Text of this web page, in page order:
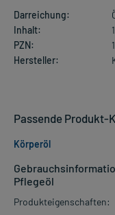
Darreichung:
Inhalt:
PZN:
Hersteller:
Pflegeöl
Produkteigenschaften:
Passende Produkt-
Körperöl